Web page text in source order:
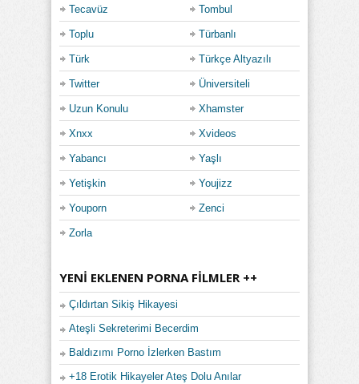
Tecavüz Tombul
Toplu Türbanlı
Türk Türkçe Altyazılı
Twitter Üniversiteli
Uzun Konulu Xhamster
Xnxx Xvideos
Yabancı Yaşlı
Yetişkin Youjizz
Youporn Zenci
Zorla
YENI EKLENEN PORNA FILMLER ++
Çıldırtan Sikiş Hikayesi
Ateşli Sekreterimi Becerdim
Baldızımı Porno İzlerken Bastım
+18 Erotik Hikayeler Ateş Dolu Anılar